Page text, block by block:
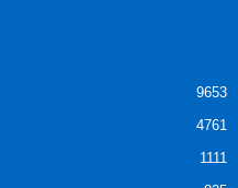
9653
4761
1111